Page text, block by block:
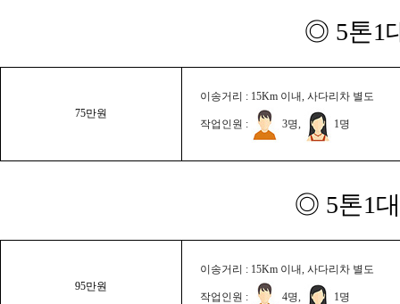
◎ 5톤1
75만원
이송거리 : 15Km 이내, 사다리차 별도
작업인원 : 3명, 1명
◎ 5톤1
95만원
이송거리 : 15Km 이내, 사다리차 별도
작업인원 : 4명, 1명